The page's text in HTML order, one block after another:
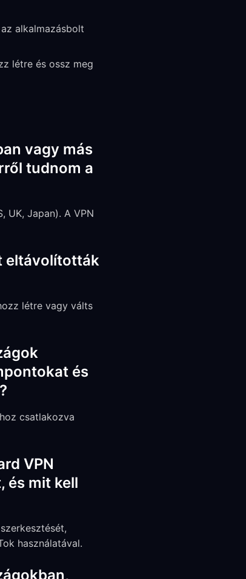
alkalmazásbolt
létre és ossz meg
vagy más
tudnom a
UK, Japan). A VPN
eltávolították
létre vagy válts
és
csatlakozva
VPN
és mit kell
használatával.